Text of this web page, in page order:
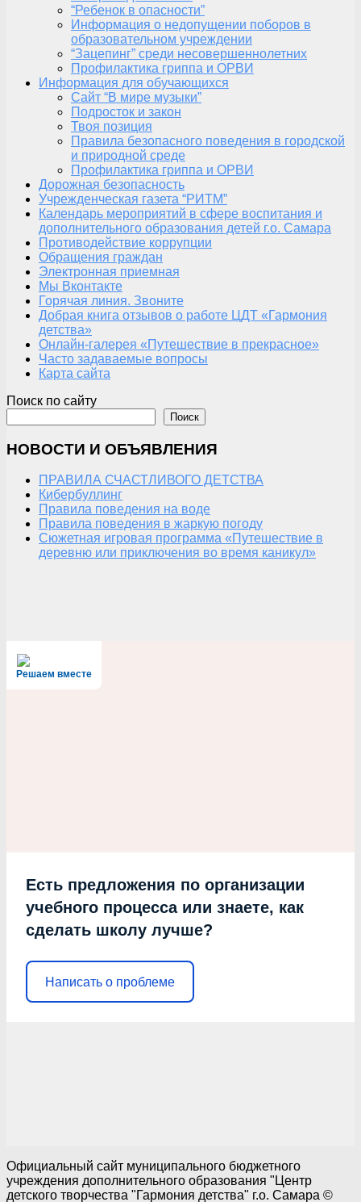
“Ребенок в опасности”
Информация о недопущении поборов в
образовательном учреждении
“Зацепинг” среди несовершеннолетних
Профилактика гриппа и ОРВИ
Информация для обучающихся
Сайт “В мире музыки”
Подросток и закон
Твоя позиция
Правила безопасного поведения в городской
и природной среде
Профилактика гриппа и ОРВИ
Дорожная безопасность
Учрежденческая газета “РИТМ”
Календарь мероприятий в сфере воспитания и
дополнительного образования детей г.о. Самара
Противодействие коррупции
Обращения граждан
Электронная приемная
Мы Вконтакте
Горячая линия. Звоните
Добрая книга отзывов о работе ЦДТ «Гармония
детства»
Онлайн-галерея «Путешествие в прекрасное»
Часто задаваемые вопросы
Карта сайта
Поиск по сайту
Поиск
НОВОСТИ И ОБЪЯВЛЕНИЯ
ПРАВИЛА СЧАСТЛИВОГО ДЕТСТВА
Кибербуллинг
Правила поведения на воде
Правила поведения в жаркую погоду
Сюжетная игровая программа «Путешествие в
деревню или приключения во время каникул»
Решаем вместе
Есть предложения по организации
учебного процесса или знаете, как
сделать школу лучше?
Написать о проблеме
Официальный сайт муниципального бюджетного
учреждения дополнительного образования "Центр
детского творчества "Гармония детства" г.о. Самара ©